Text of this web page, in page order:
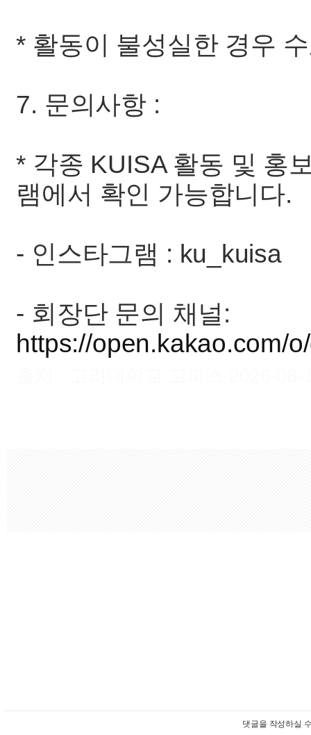
* 활동이 불성실한 경우
7. 문의사항 :
* 각종 KUISA 활동 및 홍
램에서 확인 가능합니다.
- 인스타그램 : ku_kuisa
- 회장단 문의 채널:
https://open.kakao.com/
댓글을 작성하실